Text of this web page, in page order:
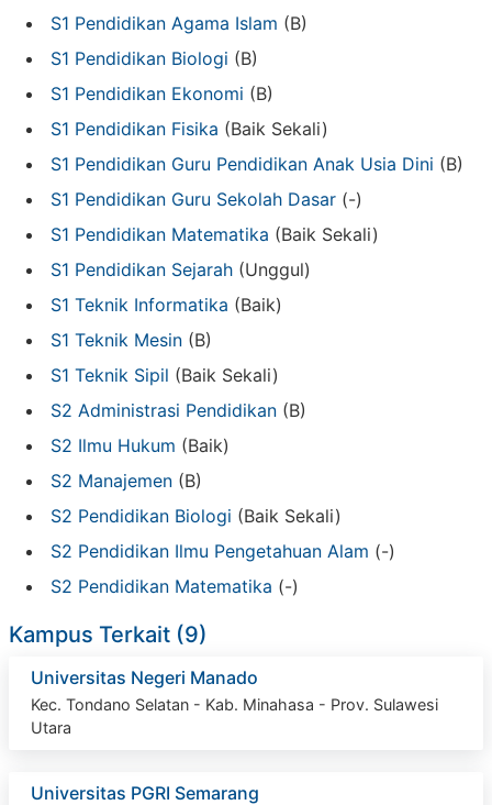
S1 Pendidikan Agama Islam (B)
S1 Pendidikan Biologi (B)
S1 Pendidikan Ekonomi (B)
S1 Pendidikan Fisika (Baik Sekali)
S1 Pendidikan Guru Pendidikan Anak Usia Dini (B)
S1 Pendidikan Guru Sekolah Dasar (-)
S1 Pendidikan Matematika (Baik Sekali)
S1 Pendidikan Sejarah (Unggul)
S1 Teknik Informatika (Baik)
S1 Teknik Mesin (B)
S1 Teknik Sipil (Baik Sekali)
S2 Administrasi Pendidikan (B)
S2 Ilmu Hukum (Baik)
S2 Manajemen (B)
S2 Pendidikan Biologi (Baik Sekali)
S2 Pendidikan Ilmu Pengetahuan Alam (-)
S2 Pendidikan Matematika (-)
Kampus Terkait (9)
Universitas Negeri Manado
Kec. Tondano Selatan - Kab. Minahasa - Prov. Sulawesi
Utara
Universitas PGRI Semarang